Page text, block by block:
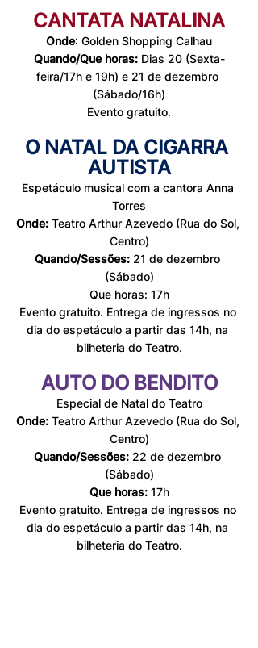
CANTATA NATALINA
Onde: Golden Shopping Calhau
Quando/Que horas: Dias 20 (Sexta-
feira/17h e 19h) e 21 de dezembro
(Sábado/16h)
Evento gratuito.
O NATAL DA CIGARRA
AUTISTA
Espetáculo musical com a cantora Anna
Torres
Onde: Teatro Arthur Azevedo (Rua do Sol,
Centro)
Quando/Sessões: 21 de dezembro
(Sábado)
Que horas: 17h
Evento gratuito. Entrega de ingressos no
dia do espetáculo a partir das 14h, na
bilheteria do Teatro.
AUTO DO BENDITO
Especial de Natal do Teatro
Onde: Teatro Arthur Azevedo (Rua do Sol,
Centro)
Quando/Sessões: 22 de dezembro
(Sábado)
Que horas: 17h
Evento gratuito. Entrega de ingressos no
dia do espetáculo a partir das 14h, na
bilheteria do Teatro.